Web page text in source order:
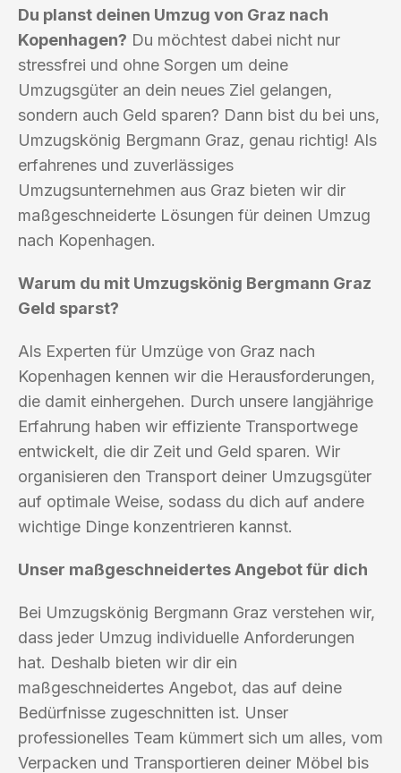
Du planst deinen Umzug von Graz nach
Kopenhagen? Du möchtest dabei nicht nur
stressfrei und ohne Sorgen um deine
Umzugsgüter an dein neues Ziel gelangen,
sondern auch Geld sparen? Dann bist du bei uns,
Umzugskönig Bergmann Graz, genau richtig! Als
erfahrenes und zuverlässiges
Umzugsunternehmen aus Graz bieten wir dir
maßgeschneiderte Lösungen für deinen Umzug
nach Kopenhagen.
Warum du mit Umzugskönig Bergmann Graz
Geld sparst?
Als Experten für Umzüge von Graz nach
Kopenhagen kennen wir die Herausforderungen,
die damit einhergehen. Durch unsere langjährige
Erfahrung haben wir effiziente Transportwege
entwickelt, die dir Zeit und Geld sparen. Wir
organisieren den Transport deiner Umzugsgüter
auf optimale Weise, sodass du dich auf andere
wichtige Dinge konzentrieren kannst.
Unser maßgeschneidertes Angebot für dich
Bei Umzugskönig Bergmann Graz verstehen wir,
dass jeder Umzug individuelle Anforderungen
hat. Deshalb bieten wir dir ein
maßgeschneidertes Angebot, das auf deine
Bedürfnisse zugeschnitten ist. Unser
professionelles Team kümmert sich um alles, vom
Verpacken und Transportieren deiner Möbel bis